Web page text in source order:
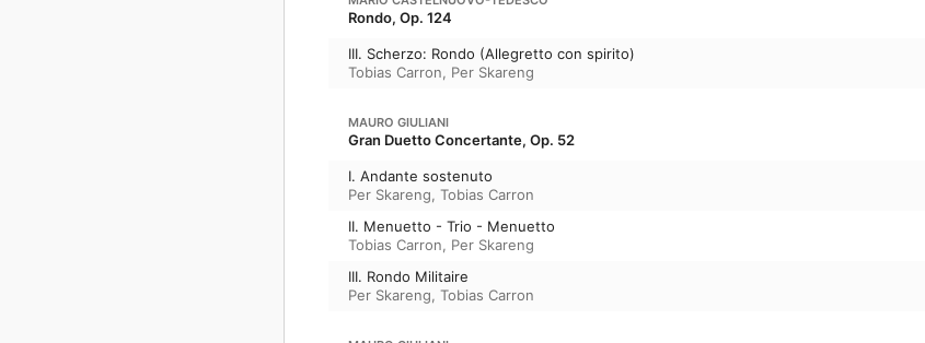
Rondo, Op. 124
III. Scherzo: Rondo (Allegretto con spirito)
Tobias Carron, Per Skareng
MAURO GIULIANI
Gran Duetto Concertante, Op. 52
I. Andante sostenuto
Per Skareng, Tobias Carron
II. Menuetto - Trio - Menuetto
Tobias Carron, Per Skareng
III. Rondo Militaire
Per Skareng, Tobias Carron